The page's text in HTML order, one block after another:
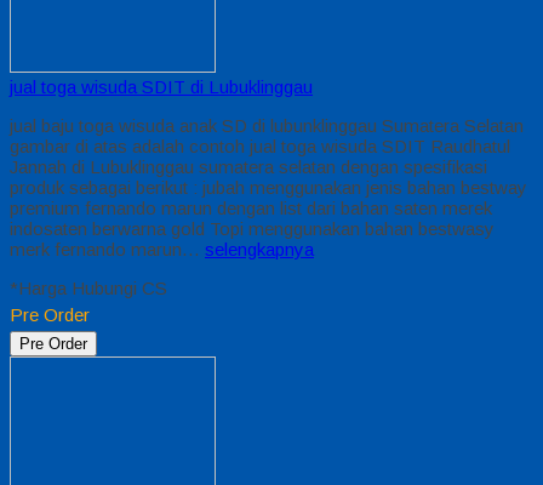
jual toga wisuda SDIT di Lubuklinggau
jual baju toga wisuda anak SD di lubunklinggau Sumatera Selatan
gambar di atas adalah contoh jual toga wisuda SDIT Raudhatul
Jannah di Lubuklinggau sumatera selatan dengan spesifikasi
produk sebagai berikut : jubah menggunakan jenis bahan bestway
premium fernando marun dengan list dari bahan saten merek
indosaten berwarna gold Topi menggunakan bahan bestwasy
merk fernando marun… selengkapnya
*Harga Hubungi CS
Pre Order
Pre Order